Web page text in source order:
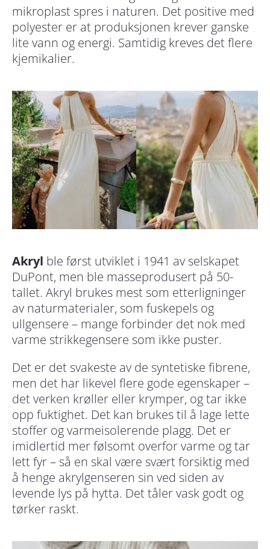
mikroplast spres i naturen. Det positive med
polyester er at produksjonen krever ganske
lite vann og energi. Samtidig kreves det flere
kjemikalier.
Akryl ble først utviklet i 1941 av selskapet
DuPont, men ble masseprodusert på 50-
tallet. Akryl brukes mest som etterligninger
av naturmaterialer, som fuskepels og
ullgensere – mange forbinder det nok med
varme strikkegensere som ikke puster.
Det er det svakeste av de syntetiske fibrene,
men det har likevel flere gode egenskaper –
det verken krøller eller krymper, og tar ikke
opp fuktighet. Det kan brukes til å lage lette
stoffer og varmeisolerende plagg. Det er
imidlertid mer følsomt overfor varme og tar
lett fyr – så en skal være svært forsiktig med
å henge akrylgenseren sin ved siden av
levende lys på hytta. Det tåler vask godt og
tørker raskt.